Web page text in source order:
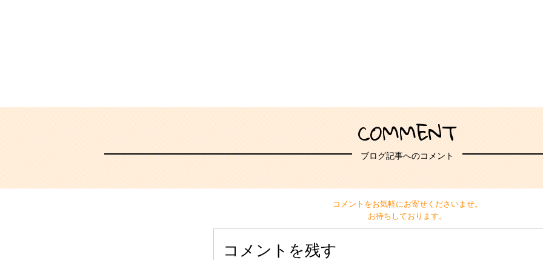
COMMENT
ブログ記事へのコメント
コメントをお気軽にお寄せくださいませ。
お待ちしております。
コメントを残す